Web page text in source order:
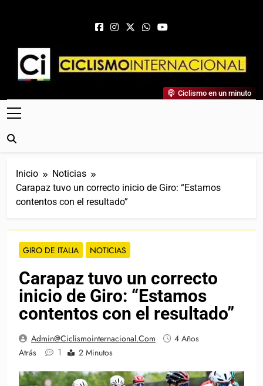
Ciclismo Internacional
Web Dedicada Al Ciclismo Mundial. Entrevistas, Análisis,
Crónicas, Previas Y Más. La Web Ciclista De Referencia.
Ciclismo en un minuto
Inicio
Noticias
Carapaz tuvo un correcto inicio de Giro: “Estamos
contentos con el resultado”
GIRO DE ITALIA NOTICIAS
Carapaz tuvo un correcto
inicio de Giro: “Estamos
contentos con el resultado”
Admin@ciclismointernacional.com
4 Años
Atrás
1 2 Minutos